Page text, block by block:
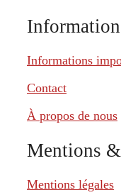
Informations
Contact
À propos de nous
Mentions
Mentions légales